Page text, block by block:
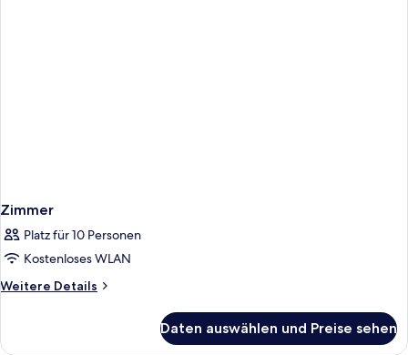
Zimmer
Platz für 10 Personen
Kostenloses WLAN
Weitere Details
Weitere
Daten auswählen und Preise sehen